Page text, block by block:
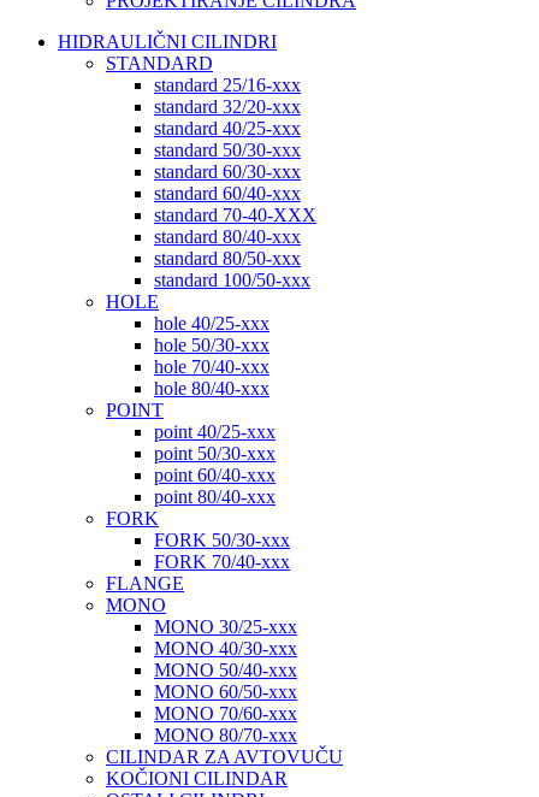
HIDRAULIČNI CILINDRI
STANDARD
standard 25/16-xxx
standard 32/20-xxx
standard 40/25-xxx
standard 50/30-xxx
standard 60/30-xxx
standard 60/40-xxx
standard 70-40-XXX
standard 80/40-xxx
standard 80/50-xxx
standard 100/50-xxx
HOLE
hole 40/25-xxx
hole 50/30-xxx
hole 70/40-xxx
hole 80/40-xxx
POINT
point 40/25-xxx
point 50/30-xxx
point 60/40-xxx
point 80/40-xxx
FORK
FORK 50/30-xxx
FORK 70/40-xxx
FLANGE
MONO
MONO 30/25-xxx
MONO 40/30-xxx
MONO 50/40-xxx
MONO 60/50-xxx
MONO 70/60-xxx
MONO 80/70-xxx
CILINDAR ZA AVTOVUČU
KOČIONI CILINDAR